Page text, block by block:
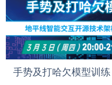
手势及打哈欠模型训练